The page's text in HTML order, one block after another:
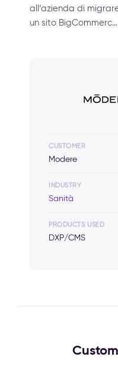
all’azienda di
un sito BigCommerc…
CUSTOMER
Modere
INDUSTRY
Sanità
PRODUCTS USED
DXP/CMS